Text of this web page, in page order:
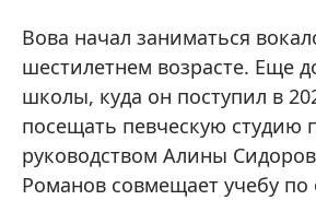
Вова начал заниматься
шестилетнем возрасте. Еще
школы, куда он поступил в
посещать певческую студию
руководством Алины
Романов совмещает учебу